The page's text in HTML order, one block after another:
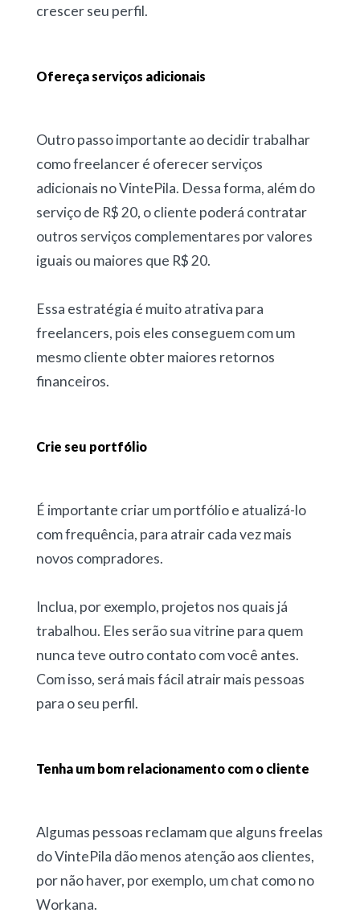
crescer seu perfil.
Ofereça serviços adicionais
Outro passo importante ao decidir trabalhar
como freelancer é oferecer serviços
adicionais no VintePila. Dessa forma, além do
serviço de R$ 20, o cliente poderá contratar
outros serviços complementares por valores
iguais ou maiores que R$ 20.
Essa estratégia é muito atrativa para
freelancers, pois eles conseguem com um
mesmo cliente obter maiores retornos
financeiros.
Crie seu portfólio
É importante criar um portfólio e atualizá-lo
com frequência, para atrair cada vez mais
novos compradores.
Inclua, por exemplo, projetos nos quais já
trabalhou. Eles serão sua vitrine para quem
nunca teve outro contato com você antes.
Com isso, será mais fácil atrair mais pessoas
para o seu perfil.
Tenha um bom relacionamento com o cliente
Algumas pessoas reclamam que alguns freelas
do VintePila dão menos atenção aos clientes,
por não haver, por exemplo, um chat como no
Workana.